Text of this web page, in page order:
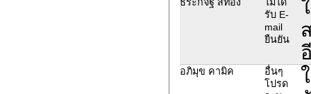
รับ E-
mail
ยืนยัน
อภิมุข คามิค
อื่นๆ
โปรด